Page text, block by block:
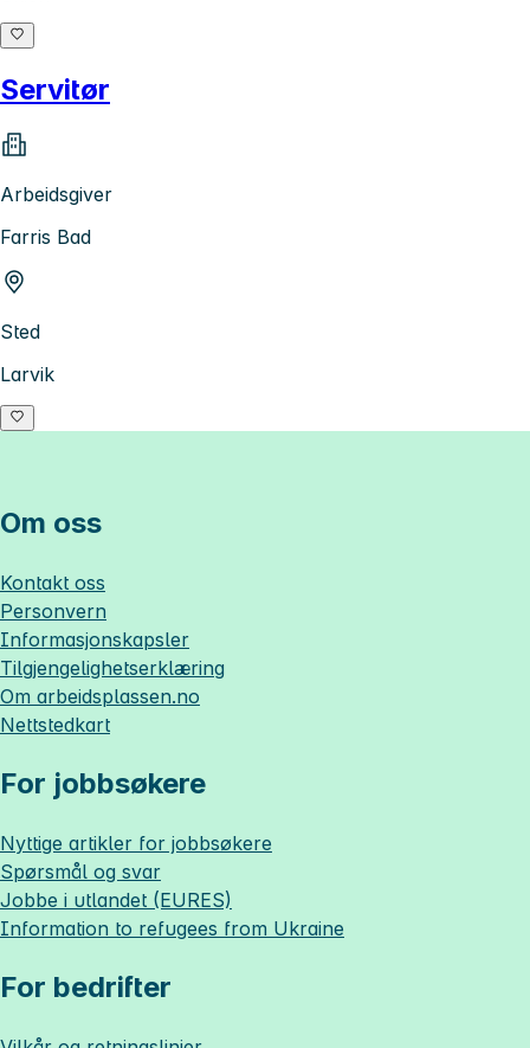
Servitør
Arbeidsgiver
Farris Bad
Sted
Larvik
Om oss
Kontakt oss
Personvern
Informasjonskapsler
Tilgjengelighetserklæring
Om arbeidsplassen.no
Nettstedkart
For jobbsøkere
Nyttige artikler for jobbsøkere
Spørsmål og svar
Jobbe i utlandet (EURES)
Information to refugees from Ukraine
For bedrifter